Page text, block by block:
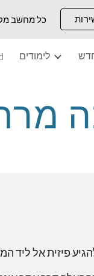
כל מחשב
לימודים
פיזית אל ליד